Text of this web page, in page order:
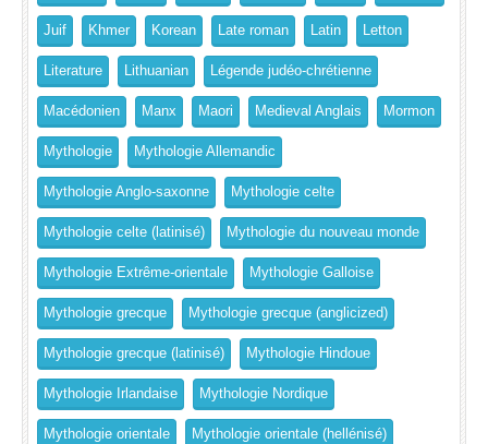
Juif Khmer Korean Late roman Latin Letton
Literature Lithuanian Légende judéo-chrétienne
Macédonien Manx Maori Medieval Anglais Mormon
Mythologie Mythologie Allemandic
Mythologie Anglo-saxonne Mythologie celte
Mythologie celte (latinisé) Mythologie du nouveau monde
Mythologie Extrême-orientale Mythologie Galloise
Mythologie grecque Mythologie grecque (anglicized)
Mythologie grecque (latinisé) Mythologie Hindoue
Mythologie Irlandaise Mythologie Nordique
Mythologie orientale Mythologie orientale (hellénisé)